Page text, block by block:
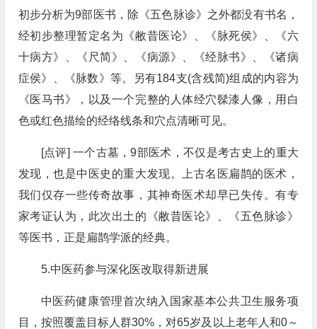
初步分析为9部医书，除《五色脉诊》之外都没有书名，
经初步整理暂定名为《敝昔医论》、《脉死侯》、《六
十病方》、《尺简》、《病源》、《经脉书》、《诸病
症侯》、《脉数》等。另有184支(含残简)组成的内容为
《医马书》，以及一个完整的人体经穴髹漆人像，用白
色或红色描绘的经络线条和穴点清晰可见。
[点评] 一个古墓，9部医术，不仅是考古史上的重大
发现，也是中医史的重大发现。上古名医扁鹊的医术，
我们仅存一些传奇故事，其神奇医术却早已失传。有专
家考证认为，此次出土的《敝昔医论》、《五色脉诊》
等医书，正是扁鹊学派的经典。
5.中医药参与深化医改取得新进展
中医药健康管理首次纳入国家基本公共卫生服务项
目，按照覆盖目标人群30%，对65岁及以上老年人和0～